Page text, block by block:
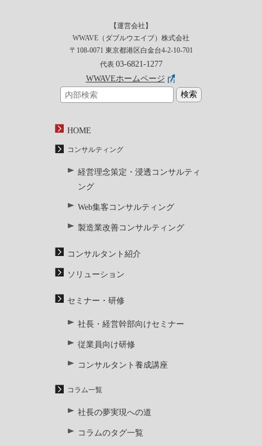
【運営会社】
WWAVE（ダブルウエイブ）株式会社
〒108-0071 東京都港区白金台4-2-10-701
代表 03-6821-1277
WWAVEホームページ
HOME
コンサルティング
経営理念策定・浸透コンサルティ
ング
Web集客コンサルティング
製造業改善コンサルティング
コンサルタント紹介
ソリューション
セミナー・研修
社長・経営幹部向けセミナー
従業員向け研修
コンサルタント養成講座
コラム一覧
社長の夢実現への道
コラムのタグ一覧